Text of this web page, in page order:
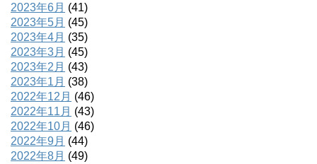
2023年6月 (41)
2023年5月 (45)
2023年4月 (35)
2023年3月 (45)
2023年2月 (43)
2023年1月 (38)
2022年12月 (46)
2022年11月 (43)
2022年10月 (46)
2022年9月 (44)
2022年8月 (49)